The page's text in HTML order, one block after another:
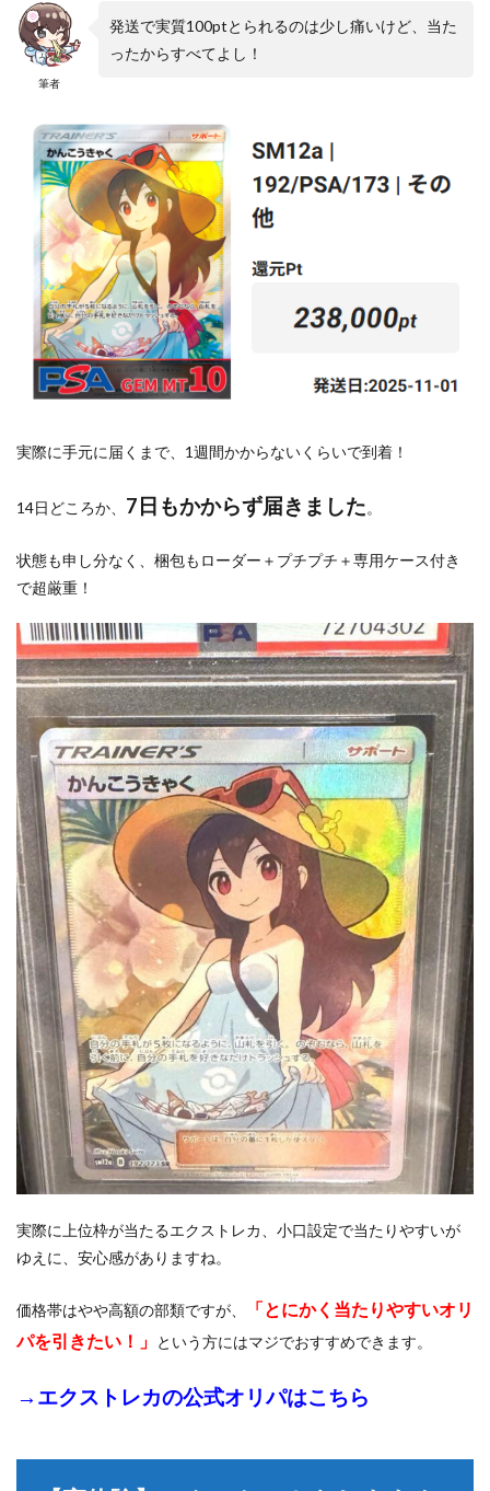
筆者
発送で実質100ptとられるのは少し痛いけど、当た
ったからすべてよし！
実際に手元に届くまで、1週間かからないくらいで到着！
14日どころか、 7日もかからず届きました。
状態も申し分なく、梱包もローダー＋プチプチ＋専用ケース付き
で超厳重！
実際に上位枠が当たるエクストレカ、小口設定で当たりやすいが
ゆえに、安心感がありますね。
価格帯はやや高額の部類ですが、
「とにかく当たりやすいオリ
パを引きたい！」 という方にはマジでおすすめできます。
→ エクストレカの公式オリパはこちら